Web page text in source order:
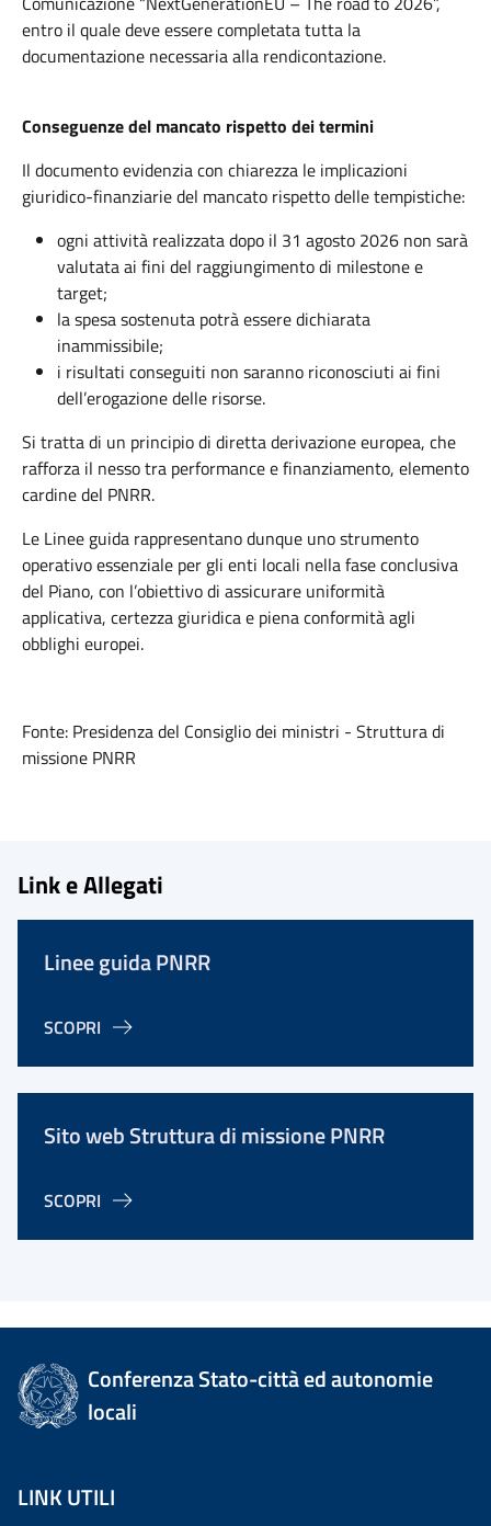
entro il quale deve essere completata tutta la
documentazione necessaria alla rendicontazione.
Conseguenze del mancato rispetto dei termini
Il documento evidenzia con chiarezza le implicazioni
giuridico-finanziarie del mancato rispetto delle tempistiche:
ogni attività realizzata dopo il 31 agosto 2026 non sarà
valutata ai fini del raggiungimento di milestone e
target;
la spesa sostenuta potrà essere dichiarata
inammissibile;
i risultati conseguiti non saranno riconosciuti ai fini
dell’erogazione delle risorse.
Si tratta di un principio di diretta derivazione europea, che
rafforza il nesso tra performance e finanziamento, elemento
cardine del PNRR.
Le Linee guida rappresentano dunque uno strumento
operativo essenziale per gli enti locali nella fase conclusiva
del Piano, con l’obiettivo di assicurare uniformità
applicativa, certezza giuridica e piena conformità agli
obblighi europei.
Fonte: Presidenza del Consiglio dei ministri - Struttura di
missione PNRR
Link e Allegati
Linee guida PNRR
SCOPRI
Sito web Struttura di missione PNRR
SCOPRI
Conferenza Stato-città ed autonomie
locali
LINK UTILI